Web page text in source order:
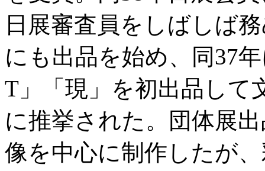
日展審査員をしばしば
にも出品を始め、同37
T」「現」を初出品して
に推挙された。団体展
像を中心に制作したが